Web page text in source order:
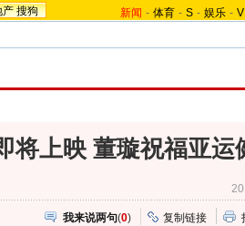
产 搜狗 新闻 - 体育 - S - 娱乐 - V
将上映 董璇祝福亚运
我来说两句(0) 复制链接